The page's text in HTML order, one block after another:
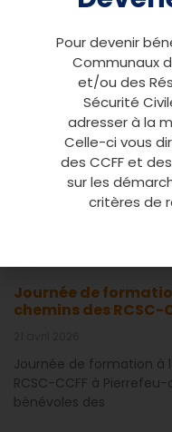
engagement
30 juillet 2026
Du 21 au 29 juillet, un
est resté activé sans
37ᵉ Assemblée
Var à
28 avril 2026
Une mobilisation
Journée de
chemins des
Journée de formation à
RCSC-CCFF à
bénévoles des
Pour devenir
Communaux
et/ou des
Sécurité
adresser à la
Celle-ci vous
des CCFF et
sur les
critères de